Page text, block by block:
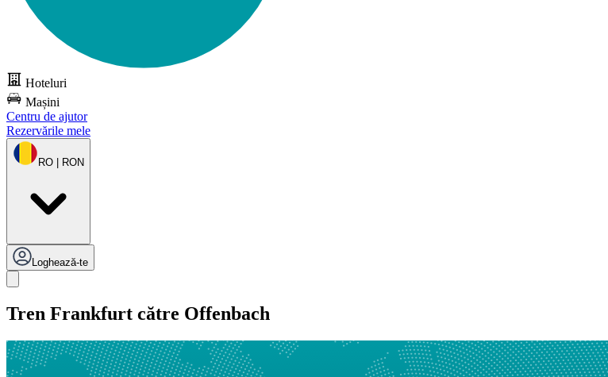
Hoteluri
Mașini
Centru de ajutor
Rezervările mele
RO | RON
Loghează-te
Tren Frankfurt către Offenbach